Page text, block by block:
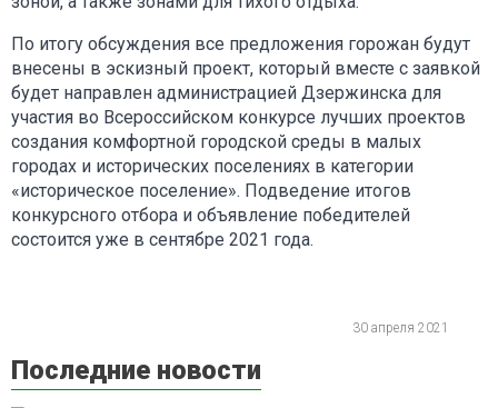
По итогу обсуждения все предложения горожан будут
внесены в эскизный проект, который вместе с заявкой
будет направлен администрацией Дзержинска для
участия во Всероссийском конкурсе лучших проектов
создания комфортной городской среды в малых
городах и исторических поселениях в категории
«историческое поселение». Подведение итогов
конкурсного отбора и объявление победителей
состоится уже в сентябре 2021 года.
30 апреля 2021
Последние новости